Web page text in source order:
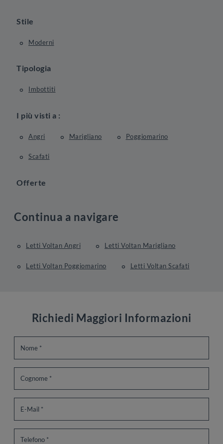
Stile
Moderni
Tipologia
Imbottiti
I più visti a :
Angri Marigliano Poggiomarino
Scafati
Offerte
Continua a navigare
Letti Voltan Angri Letti Voltan Marigliano
Letti Voltan Poggiomarino Letti Voltan Scafati
Richiedi Maggiori Informazioni